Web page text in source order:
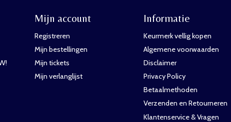
Mijn account
Registreren
Mijn bestellingen
Mijn tickets
Mijn verlanglijst
Informatie
Keurmerk vellig kopen
Algemene voorwaarden
Disclaimer
Privacy Policy
Betaalmethoden
Verzenden en Retourneren
Klantenservice & Vragen